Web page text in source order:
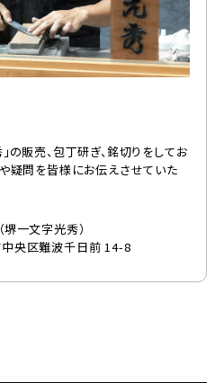
の販売、包丁研ぎ、銘切りをしてお
疑問を皆様にお伝えさせていた
一文字光秀）
央区難波千日前 14-8